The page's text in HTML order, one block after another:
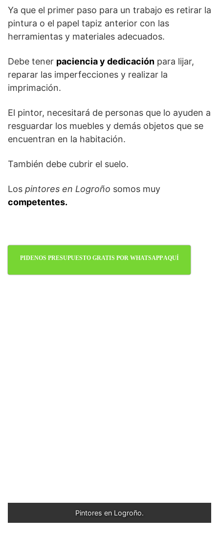
Ya que el primer paso para un trabajo es retirar la
pintura o el papel tapiz anterior con las
herramientas y materiales adecuados.
Debe tener paciencia y dedicación para lijar,
reparar las imperfecciones y realizar la
imprimación.
El pintor, necesitará de personas que lo ayuden a
resguardar los muebles y demás objetos que se
encuentran en la habitación.
También debe cubrir el suelo.
Los pintores en Logroño somos muy
competentes.
PIDENOS PRESUPUESTO GRATIS POR WHATSAPP AQUÍ
Pintores en Logroño.